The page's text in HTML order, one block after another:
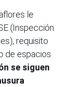
le
(Inspección
requisito
de espacios
se siguen